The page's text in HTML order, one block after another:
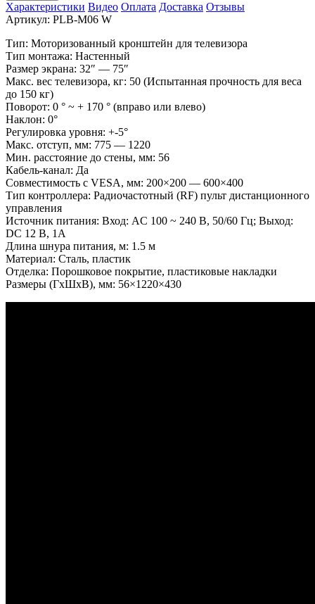
Характеристики Видео Оплата Доставка Отзывы
Артикул: PLB-M06 W
Тип: Моторизованный кронштейн для телевизора
Тип монтажа: Настенный
Размер экрана: 32″ — 75″
Макс. вес телевизора, кг: 50 (Испытанная прочность для веса
до 150 кг)
Поворот: 0 ° ~ + 170 ° (вправо или влево)
Наклон: 0°
Регулировка уровня: +-5°
Макс. отступ, мм: 775 — 1220
Мин. расстояние до стены, мм: 56
Кабель-канал: Да
Совместимость с VESA, мм: 200×200 — 600×400
Тип контроллера: Радиочастотный (RF) пульт дистанционного
управления
Источник питания: Вход: AC 100 ~ 240 В, 50/60 Гц; Выход:
DC 12 В, 1A
Длина шнура питания, м: 1.5 м
Материал: Сталь, пластик
Отделка: Порошковое покрытие, пластиковые накладки
Размеры (ГхШхВ), мм: 56×1220×430